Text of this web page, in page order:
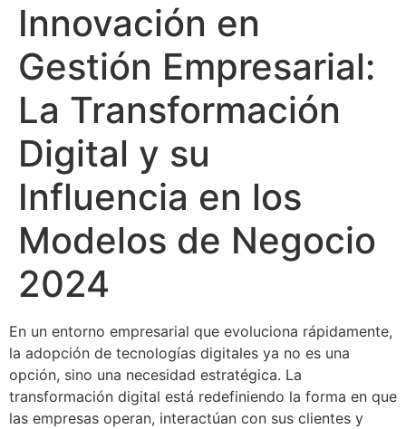
Innovación en
Gestión Empresarial:
La Transformación
Digital y su
Influencia en los
Modelos de Negocio
2024
En un entorno empresarial que evoluciona rápidamente,
la adopción de tecnologías digitales ya no es una
opción, sino una necesidad estratégica. La
transformación digital está redefiniendo la forma en que
las empresas operan, interactúan con sus clientes y